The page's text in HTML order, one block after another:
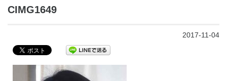
CIMG1649
2017-11-04